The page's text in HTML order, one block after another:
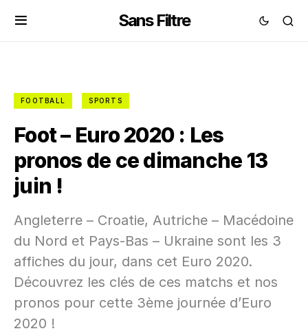
Sans Filtre
FOOTBALL SPORTS
Foot – Euro 2020 : Les
pronos de ce dimanche 13
juin !
Angleterre – Croatie, Autriche – Macédoine
du Nord et Pays-Bas – Ukraine sont les 3
affiches du jour, dans cet Euro 2020.
Découvrez les clés de ces matchs et nos
pronos pour cette 3ème journée d’Euro
2020 !